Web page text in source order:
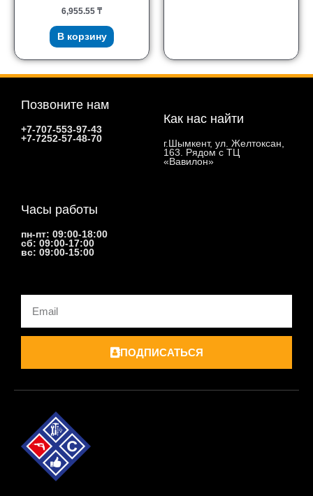
6,955.55 ₸
В корзину
Позвоните нам
+7-707-553-97-43
+7-7252-57-48-70
Как нас найти
г.Шымкент, ул. Желтоксан,
163. Рядом с ТЦ
«Вавилон»
Часы работы
пн-пт: 09:00-18:00
сб: 09:00-17:00
вс: 09:00-15:00
Email
ПОДПИСАТЬСЯ